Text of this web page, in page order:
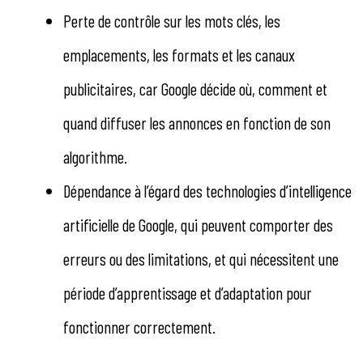
Perte de contrôle sur les mots clés, les
emplacements, les formats et les canaux
publicitaires, car Google décide où, comment et
quand diffuser les annonces en fonction de son
algorithme.
Dépendance à l’égard des technologies d’intelligence
artificielle de Google, qui peuvent comporter des
erreurs ou des limitations, et qui nécessitent une
période d’apprentissage et d’adaptation pour
fonctionner correctement.